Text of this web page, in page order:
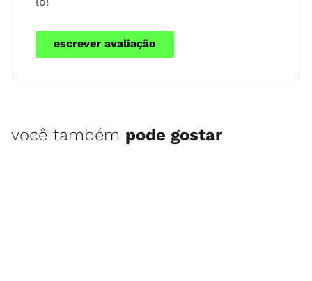
escrever avaliação
você também pode gostar